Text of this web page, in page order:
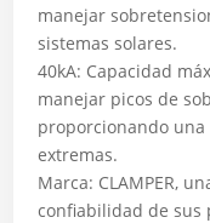
manejar
sistemas solares.
40kA: Capacidad
manejar picos de
proporcionando
extremas.
Marca: CLAMPER,
confiabilidad de sus